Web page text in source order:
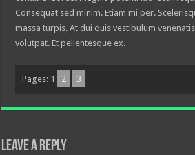
Consequat sed minim. Etiam mi per.
massa turpis. At dui quis vestibulum
volutpat. Et pellentesque ex.
Pages: 1 2 3
Leave a Reply